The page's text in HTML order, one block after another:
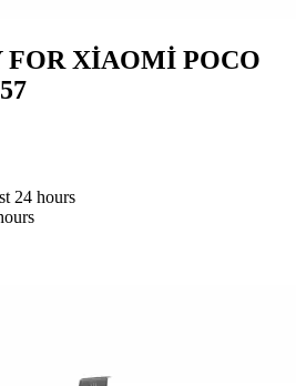
FOR XİAOMİ POCO
24 hours